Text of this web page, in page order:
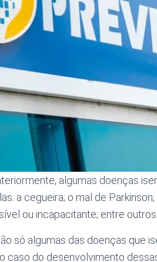
algumas doenças
a cegueira; o mal de
ou incapacitante; entre outros.
só algumas das doenças que
caso do desenvolvimento